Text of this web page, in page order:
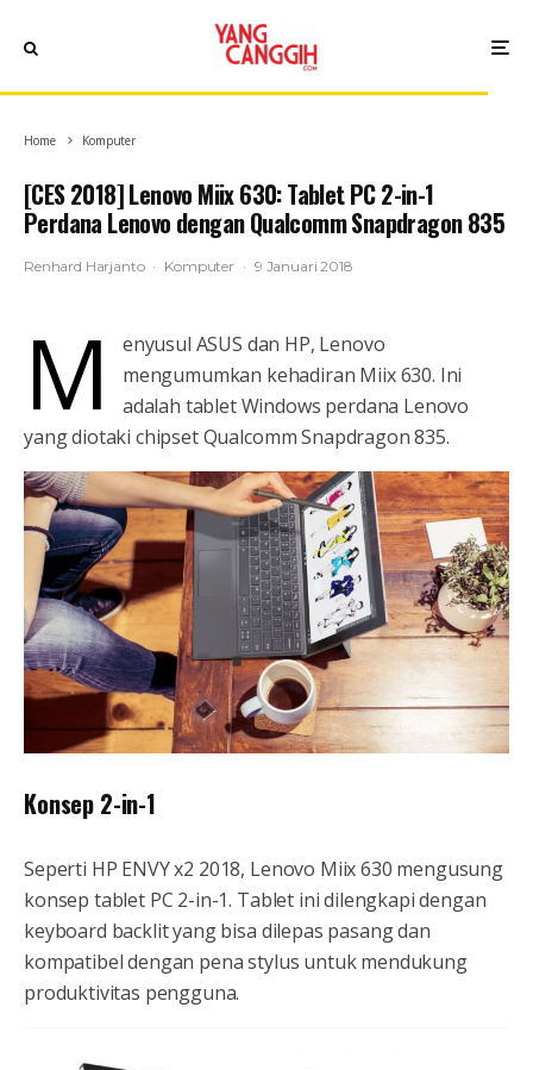
Home Komputer
[CES 2018] Lenovo Miix 630: Tablet PC 2-in-1
Perdana Lenovo dengan Qualcomm Snapdragon 835
Renhard Harjanto · Komputer · 9 Januari 2018
M
enyusul ASUS dan HP, Lenovo
mengumumkan kehadiran Miix 630. Ini
adalah tablet Windows perdana Lenovo
yang diotaki chipset Qualcomm Snapdragon 835.
Konsep 2-in-1
Seperti HP ENVY x2 2018, Lenovo Miix 630 mengusung
konsep tablet PC 2-in-1. Tablet ini dilengkapi dengan
keyboard backlit yang bisa dilepas pasang dan
kompatibel dengan pena stylus untuk mendukung
produktivitas pengguna.